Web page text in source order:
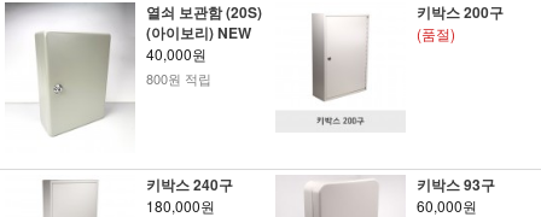
열쇠 보관함 (20S)
(아이보리) NEW
40,000원
800원 적립
키박스 200구
(품절)
키박스 240구
180,000원
키박스 93구
60,000원